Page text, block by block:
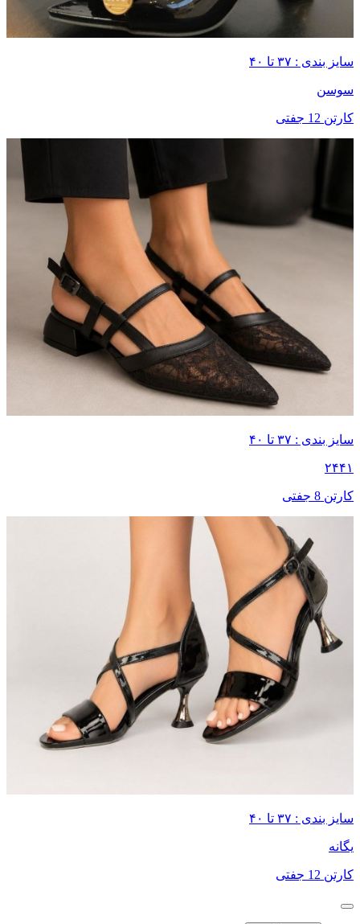
سایز بندی : ۳۷ تا ۴۰
سوسن
کارتن 12 جفتی
سایز بندی : ۳۷ تا ۴۰
۲۴۴۱
کارتن 8 جفتی
سایز بندی : ۳۷ تا ۴۰
یگانه
کارتن 12 جفتی